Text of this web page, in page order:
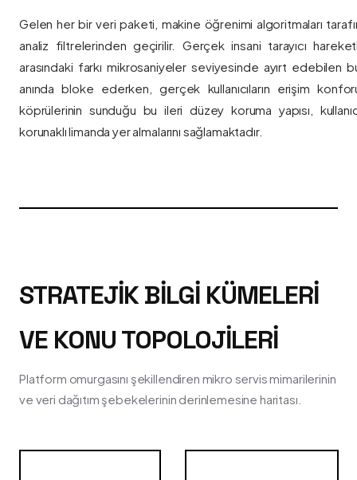
Gelen her bir veri paketi, makine öğrenimi algoritmaları
analiz filtrelerinden geçirilir. Gerçek insani tarayıcı
arasındaki farkı mikrosaniyeler seviyesinde ayırt edebilen
anında bloke ederken, gerçek kullanıcıların erişim
köprülerinin sunduğu bu ileri düzey koruma yapısı,
korunaklı limanda yer almalarını sağlamaktadır.
STRATEJIK BILGI KÜMELERI
VE KONU TOPOLOJILERI
Platform omurgasını şekillendiren mikro servis mimarilerinin
ve veri dağıtım şebekelerinin derinlemesine haritası.